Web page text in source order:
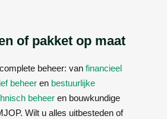
of pakket op maat
beheer: van financieel
beheer en bestuurlijke
beheer en bouwkundige
Wilt u alles uitbesteden of